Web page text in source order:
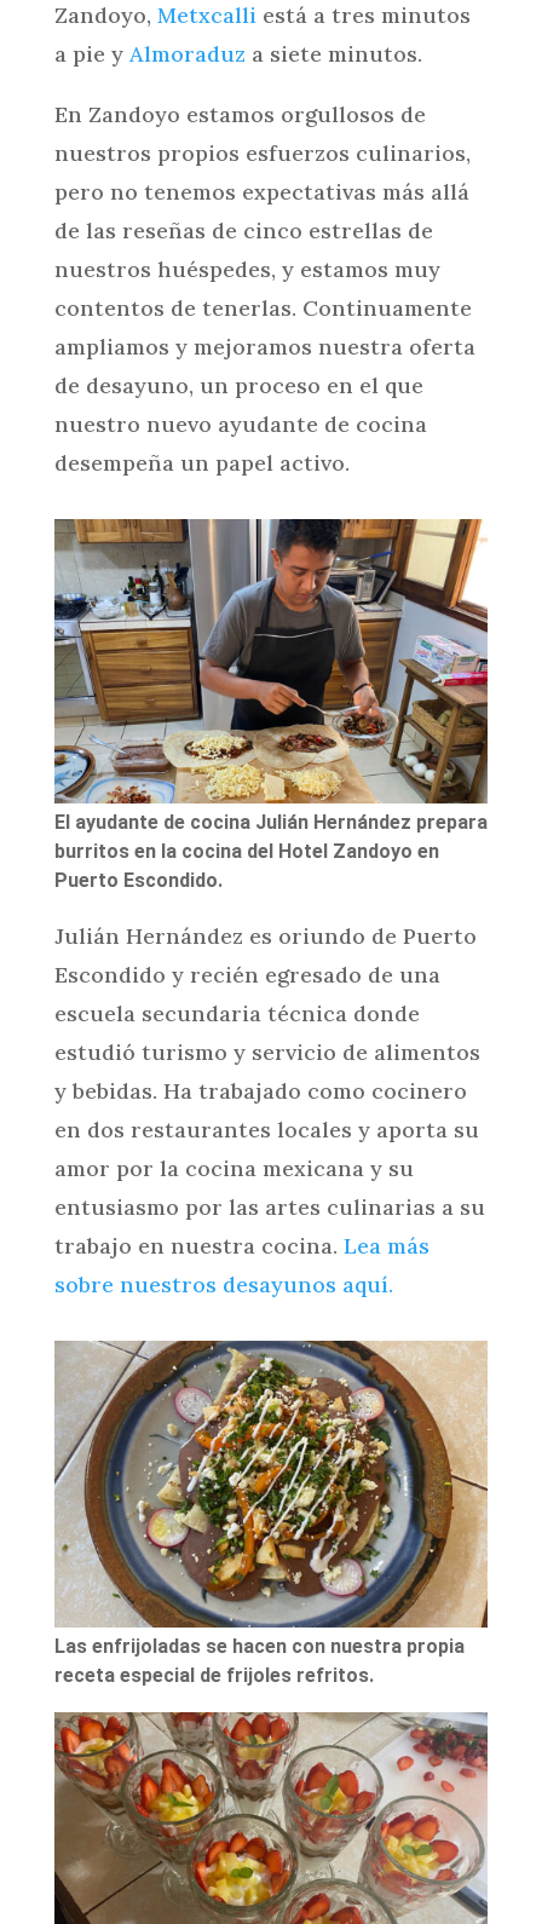
Zandoyo, Metxcalliestá a tres minutos
a pie y Almoraduz a siete minutos.
En Zandoyo estamos orgullosos de
nuestros propios esfuerzos culinarios,
pero no tenemos expectativas más allá
de las reseñas de cinco estrellas de
nuestros huéspedes, y estamos muy
contentos de tenerlas. Continuamente
ampliamos y mejoramos nuestra oferta
de desayuno, un proceso en el que
nuestro nuevo ayudante de cocina
desempeña un papel activo.
El ayudante de cocina Julián Hernández prepara
burritos en la cocina del Hotel Zandoyo en
Puerto Escondido.
Julián Hernández es oriundo de Puerto
Escondido y recién egresado de una
escuela secundaria técnica donde
estudió turismo y servicio de alimentos
y bebidas. Ha trabajado como cocinero
en dos restaurantes locales y aporta su
amor por la cocina mexicana y su
entusiasmo por las artes culinarias a su
trabajo en nuestra cocina. Lea más
sobre nuestros desayunos aquí.
Las enfrijoladas se hacen con nuestra propia
receta especial de frijoles refritos.